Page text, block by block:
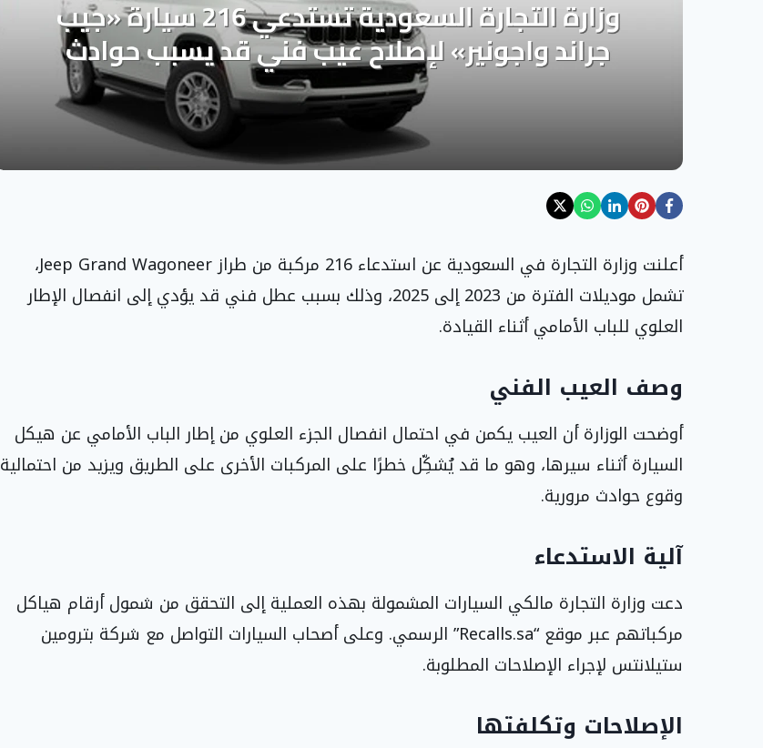
أعلنت وزارة التجارة في السعودية عن استدعاء 216 مركبة من طراز Jeep Grand Wagoneer،
تشمل موديلات الفترة من 2023 إلى 2025، وذلك بسبب عطل فني قد يؤدي إلى انفصال الإطار
العلوي للباب الأمامي أثناء القيادة.
وصف العيب الفني
أوضحت الوزارة أن العيب يكمن في احتمال انفصال الجزء العلوي من إطار الباب الأمامي عن هيكل
السيارة أثناء سيرها، وهو ما قد يُشكِّل خطرًا على المركبات الأخرى على الطريق ويزيد من احتمالية
وقوع حوادث مرورية.
آلية الاستدعاء
دعت وزارة التجارة مالكي السيارات المشمولة بهذه العملية إلى التحقق من شمول أرقام هياكل
مركباتهم عبر موقع “Recalls.sa” الرسمي. وعلى أصحاب السيارات التواصل مع شركة بترومين
ستيلانتس لإجراء الإصلاحات المطلوبة.
الإصلاحات وتكلفتها